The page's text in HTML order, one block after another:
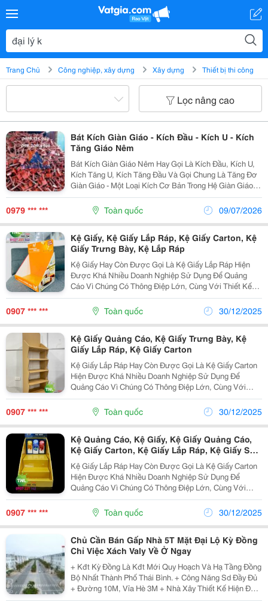
Trang Chủ Công nghiệp, xây dựng Xây dựng Thiết bị thi công
Lọc nâng cao
Bát Kích Giàn Giáo - Kích Đầu - Kích U - Kích
Tăng Giáo Nêm
Bát Kích Giàn Giáo Nêm Hay Gọi Là Kích Đầu, Kích U,
Kích Tăng U, Kích Tăng Đầu Và Gọi Chung Là Tăng Đơ
Giàn Giáo - Một Loại Kích Cơ Bản Trong Hệ Giàn Giáo.
Kích Tăng Là Thiết Bị Không Thể Thiếu Trong Các Hệ
Giàn Giáo Nên Cũng Không Ngoại Trừ Hệ...
0979 *** *** Toàn quốc 09/07/2026
Kệ Giấy, Kệ Giấy Lắp Ráp, Kệ Giấy Carton, Kệ
Giấy Trưng Bày, Kệ Lắp Ráp
Kệ Giấy Hay Còn Được Gọi Là Kệ Giấy Lắp Ráp Hiện
Được Khá Nhiều Doanh Nghiệp Sử Dụng Để Quảng
Cáo Vì Chúng Có Thông Điệp Lớn, Cùng Với Thiết Kế
Nhỏ Gọn Kệ Giấy Lắp Ráp Đầy Sáng Tạo, Việc Sử Dụng
Kệ Giấy Lắp Ráp Đang Được Sử Dụng Khá Rộng Rãi
Trên Thị...
0907 *** *** Toàn quốc 30/12/2025
Kệ Giấy Quảng Cáo, Kệ Giấy Trưng Bày, Kệ
Giấy Lắp Ráp, Kệ Giấy Carton
Kệ Giấy Lắp Ráp Hay Còn Được Gọi Là Kệ Giấy Carton
Hiện Được Khá Nhiều Doanh Nghiệp Sử Dụng Để
Quảng Cáo Vì Chúng Có Thông Điệp Lớn, Cùng Với
Thiết Kế Nhỏ Gọn Kệ Giấy Lắp Ráp Đầy Sáng Tạo, Việc
Sử Dụng Kệ Giấy Lắp Ráp Đang Được Sử Dụng Khá
Rộng Rãi...
0907 *** *** Toàn quốc 30/12/2025
Kệ Quảng Cáo, Kệ Giấy, Kệ Giấy Quảng Cáo,
Kệ Giấy Carton, Kệ Giấy Lắp Ráp, Kệ Giấy Sản
Phẩm
Kệ Giấy Lắp Ráp Hay Còn Được Gọi Là Kệ Giấy Carton
Hiện Được Khá Nhiều Doanh Nghiệp Sử Dụng Để
Quảng Cáo Vì Chúng Có Thông Điệp Lớn, Cùng Với
Thiết Kế Nhỏ Gọn Kệ Giấy Lắp Ráp Đầy Sáng Tạo, Việc
Sử Dụng Kệ Giấy Lắp Ráp Đang Được Sử Dụng Khá
Rộng Rãi...
0907 *** *** Toàn quốc 30/12/2025
Chủ Cần Bán Gấp Nhà 5T Mặt Đại Lộ Kỳ Đồng
Chỉ Việc Xách Valy Về Ở Ngay
+ Kđt Kỳ Đồng Là Kđt Mới Quy Hoạch Và Hạ Tầng Đồng
Bộ Nhất Thành Phố Thái Bình. + Công Năng Sd Đầy Đủ
+ Đường 10M, Vỉa Hè 3M + Nhà Xây Thiết Kế Hiện Đại
+ Chủ Bán Nhà Tặng Toàn Bộ Nội Thất Đang Làm Spa,